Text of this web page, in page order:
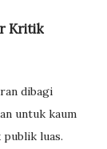
Kritik
dibagi
untuk kaum
publik luas.